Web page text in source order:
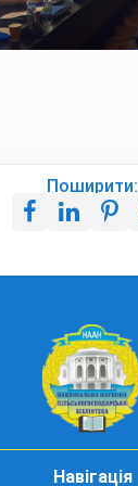
Поширити:
Навігація